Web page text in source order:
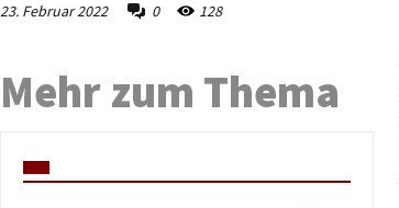
23. Februar 2022
0 128
Mehr zum Thema